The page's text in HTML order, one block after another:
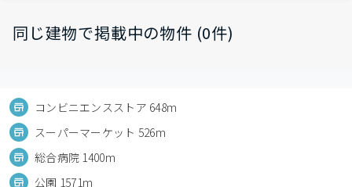
同じ建物で掲載中の物件 (0件)
コンビニエンスストア 648m
スーパーマーケット 526m
総合病院 1400m
公園 1571m